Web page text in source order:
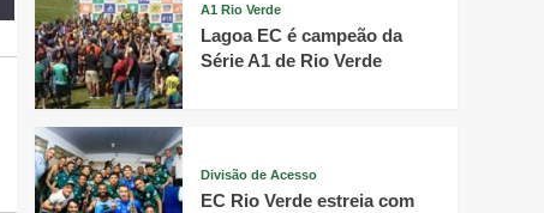
A1 Rio Verde
Lagoa EC é campeão da
Série A1 de Rio Verde
Divisão de Acesso
EC Rio Verde estreia com